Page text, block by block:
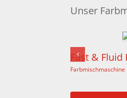
Unser
HA180
HA180 Farbmischmaschinen,